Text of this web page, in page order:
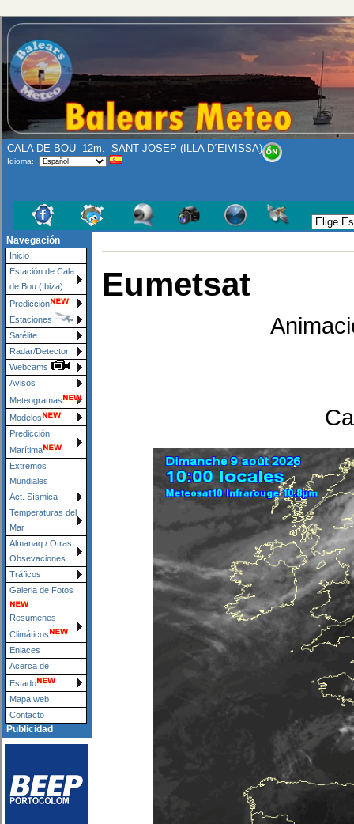
CALA DE BOU -12m.- SANT JOSEP (ILLA D´EIVISSA)
Idioma:
Navegación
Inicio
Estación de Cala
de Bou (Ibiza)
Predicción
Estaciones
Satélite
Radar/Detector
Webcams
Avisos
Meteogramas
Modelos
Predicción
Marítima
Extremos
Mundiales
Act. Sísmica
Temperaturas del
Mar
Almanaq / Otras
Obsevaciones
Tráficos
Galeria de Fotos
Resumenes
Climáticos
Enlaces
Acerca de
Estado
Mapa web
Contacto
Publicidad
Eumetsat